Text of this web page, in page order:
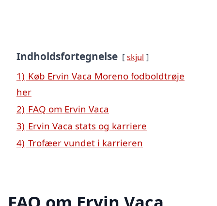
Indholdsfortegnelse skjul
1) Køb Ervin Vaca Moreno fodboldtrøje
her
2) FAQ om Ervin Vaca
3) Ervin Vaca stats og karriere
4) Trofæer vundet i karrieren